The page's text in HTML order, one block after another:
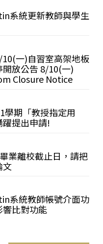
系統更新教師與學生
10(一)自習室高架地板
放公告 8/10(一)
Closure Notice
學期「教授指定用
提出申請!
業離校截止日，請把
文
系統教師帳號介面功
比對功能